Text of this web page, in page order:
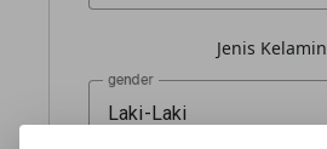
Jenis Kelamin
gender
Laki-Laki